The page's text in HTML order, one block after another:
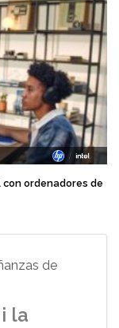
ordenadores de
de
la